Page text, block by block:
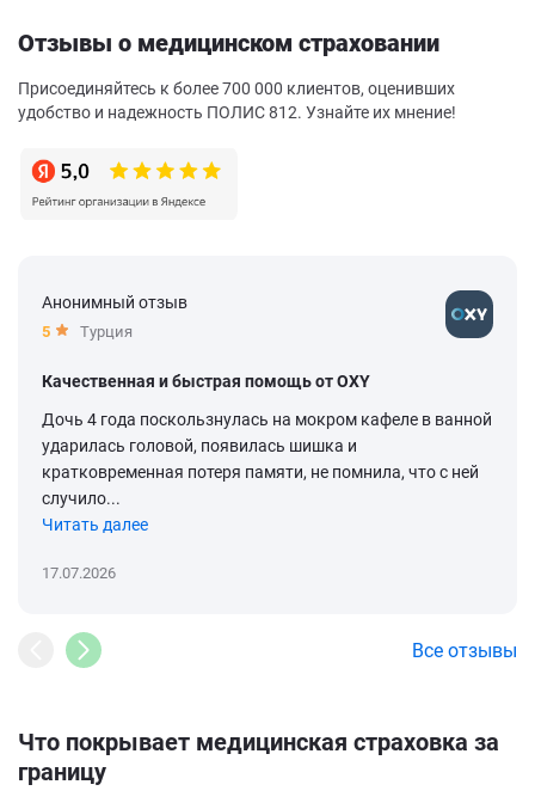
Отзывы о медицинском страховании
Присоединяйтесь к более 700 000 клиентов, оценивших
удобство и надежность ПОЛИС 812. Узнайте их мнение!
Анонимный отзыв
5 Турция
Качественная и быстрая помощь от OXY
Дочь 4 года поскользнулась на мокром кафеле в ванной
ударилась головой, появилась шишка и
кратковременная потеря памяти, не помнила, что с ней
случило...
Читать далее
17.07.2026
Все отзывы
Что покрывает медицинская страховка за
границу